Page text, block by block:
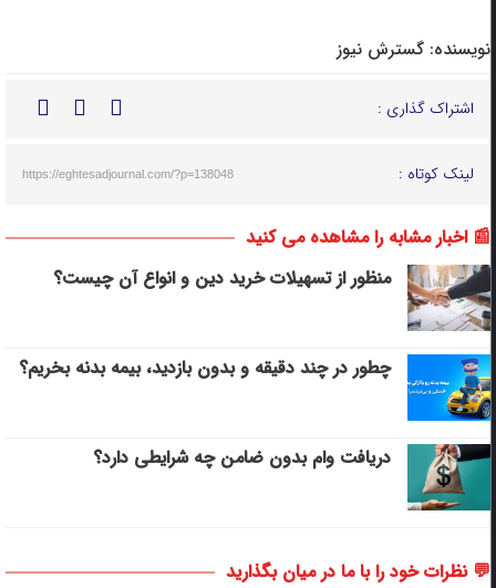
نویسنده: گسترش نیوز
اشتراک گذاری :
لینک کوتاه : https://eghtesadjournal.com/?p=138048
📰 اخبار مشابه را مشاهده می کنید
منظور از تسهیلات خرید دین و انواع آن چیست؟
چطور در چند دقیقه و بدون بازدید، بیمه بدنه بخریم؟
دریافت وام بدون ضامن چه شرایطی دارد؟
💬 نظرات خود را با ما در میان بگذارید